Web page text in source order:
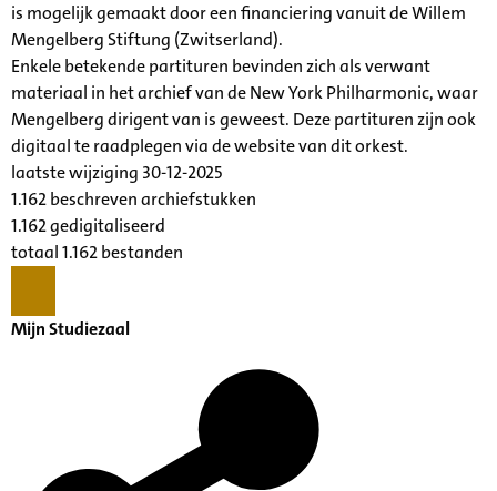
is mogelijk gemaakt door een financiering vanuit de Willem
Mengelberg Stiftung (Zwitserland).
Enkele betekende partituren bevinden zich als verwant
materiaal in het archief van de New York Philharmonic, waar
Mengelberg dirigent van is geweest. Deze partituren zijn ook
digitaal te raadplegen via de website van dit orkest.
laatste wijziging 30-12-2025
1.162 beschreven archiefstukken
1.162 gedigitaliseerd
totaal 1.162 bestanden
Mijn Studiezaal